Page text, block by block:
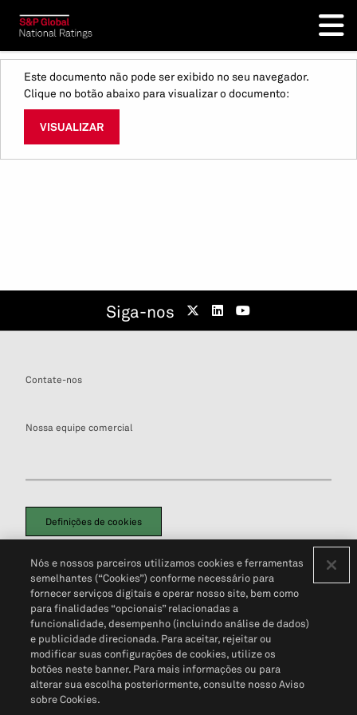
Este documento não pode ser exibido no seu navegador.
Clique no botão abaixo para visualizar o documento:
VISUALIZAR
Siga-nos
Contate-nos
Nossa equipe comercial
Definições de cookies
Política de PrivacidadePortal de privacidade do cliente (em inglês)
Não Venda Minhas Informações Pessoais© 2026 S&P Global
Nós e nossos parceiros utilizamos cookies e ferramentas
semelhantes (“Cookies”) conforme necessário para
fornecer serviços digitais e operar nosso site, bem como
para finalidades “opcionais” relacionadas a
funcionalidade, desempenho (incluindo análise de dados)
e publicidade direcionada. Para aceitar, rejeitar ou
modificar suas configurações de cookies, utilize os
botões neste banner. Para mais informações ou para
alterar sua escolha posteriormente, consulte nosso Aviso
sobre Cookies.